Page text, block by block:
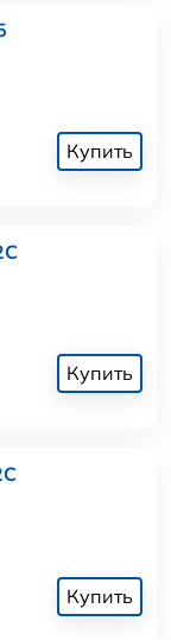
Купить
Купить
Купить